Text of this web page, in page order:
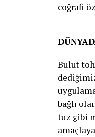
coğrafi
Bulut
bağlı
tuz gibi